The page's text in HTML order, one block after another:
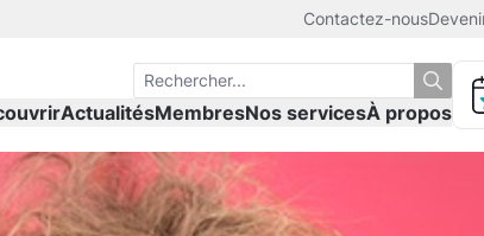
Contactez-nous
ActualitésMembresNos servicesÀ propos